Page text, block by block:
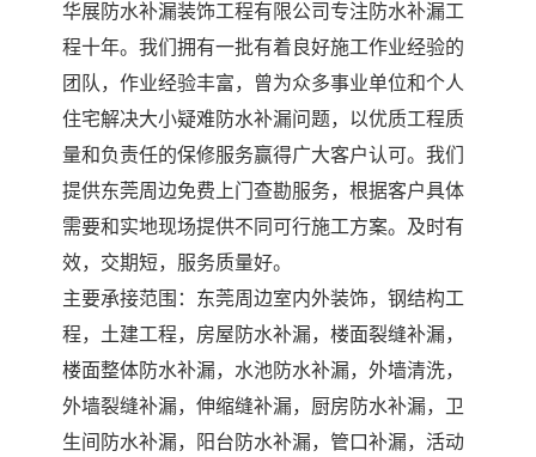
华展防水补漏装饰工程有限公司专注防水补漏工
程十年。我们拥有一批有着良好施工作业经验的
团队，作业经验丰富，曾为众多事业单位和个人
住宅解决大小疑难防水补漏问题，以优质工程质
量和负责任的保修服务赢得广大客户认可。我们
提供东莞周边免费上门查勘服务，根据客户具体
需要和实地现场提供不同可行施工方案。及时有
效，交期短，服务质量好。
主要承接范围：东莞周边室内外装饰，钢结构工
程，土建工程，房屋防水补漏，楼面裂缝补漏，
楼面整体防水补漏，水池防水补漏，外墙清洗，
外墙裂缝补漏，伸缩缝补漏，厨房防水补漏，卫
生间防水补漏，阳台防水补漏，管口补漏，活动